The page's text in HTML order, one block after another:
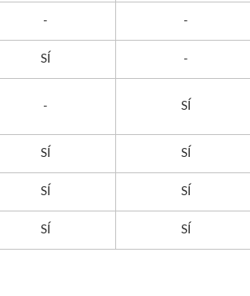
- -
SÍ -
- SÍ
SÍ SÍ
SÍ SÍ
SÍ SÍ